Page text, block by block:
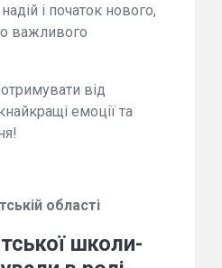
і початок нового,
важливого
від
емоції та
області
школи-